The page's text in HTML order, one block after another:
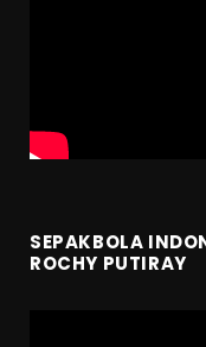
SEPAKBOLA
ROCHY PUTIRAY